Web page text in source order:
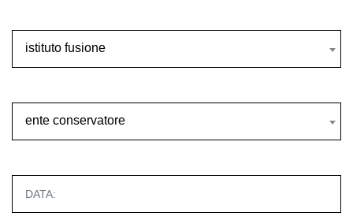
istituto fusione
ente conservatore